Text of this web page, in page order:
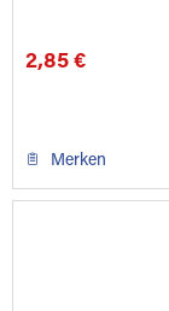
2,85 €
Merken